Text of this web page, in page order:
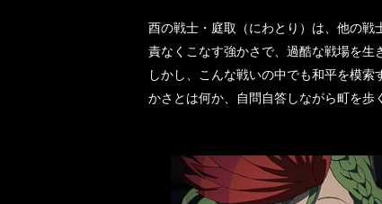
酉の戦士・庭取（にわとり）は、他の
責なくこなす強かさで、過酷な戦場を生
しかし、こんな戦いの中でも和平を模
かさとは何か、自問自答しながら町を歩